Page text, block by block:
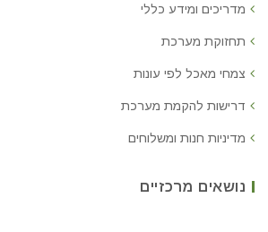
מדריכים ומידע כללי
תחזוקת מערכת
צמחי מאכל לפי עונות
דרישות להקמת מערכת
מדיניות חנות ומשלוחים
נושאים מרכזיים